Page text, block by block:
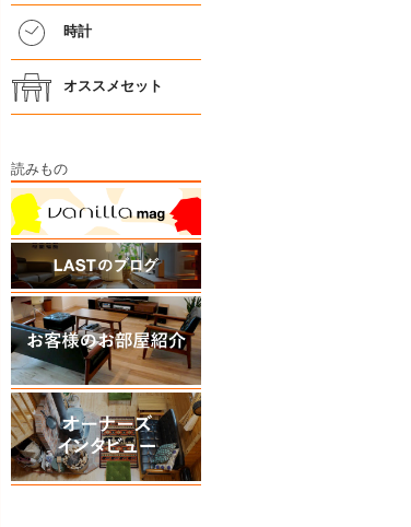
時計
オススメセット
読みもの